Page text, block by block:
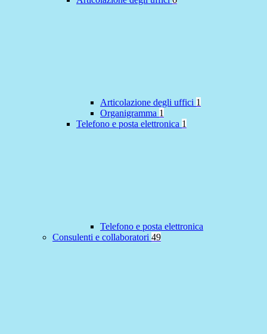
Articolazione degli uffici 1
Organigramma 1
Telefono e posta elettronica 1
Telefono e posta elettronica
Consulenti e collaboratori 49